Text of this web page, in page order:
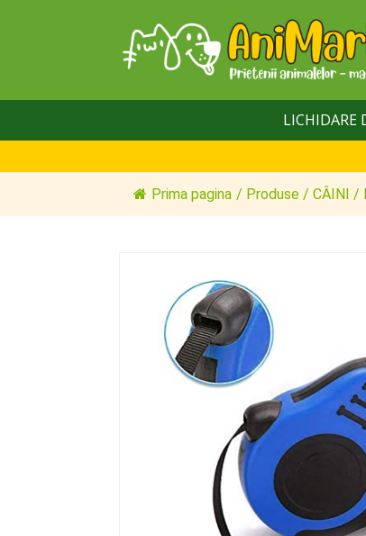
LICHIDARE
Prima pagina / Produse / CÂINI /